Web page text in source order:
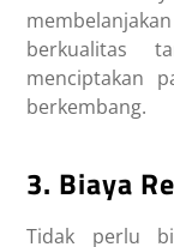
berkualitas
menciptakan
berkembang.
3. Biaya
Tidak perlu